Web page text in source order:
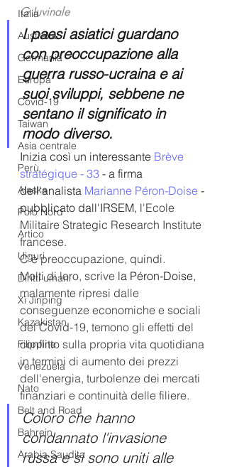
Italia
Australia
Germania
Europa
Covid-19
Taiwan
Asia centrale
Perù
Alaska
Polo Nord
Artico
Uiguri
Diritti umani
Xi Jinping
Kazakistan
Filippine
Venezuela
Nato
Belt and Road
Bahrein
Arabia Saudita
G Iuvinale
I paesi asiatici guardano
con preoccupazione alla
guerra russo-ucraina e ai
suoi sviluppi, sebbene ne
sentano il significato in
modo diverso.
Inizia così un interessante Brève
stratégique - 33 - a firma
dell'analista Marianne Péron-Doise -
pubblicato dall'IRSEM, l'Ecole
Militaire Strategic Research Institute
francese.
C'è preoccupazione, quindi.
Molti di loro, scrive la Péron-Doise,
malamente ripresi dalle
conseguenze economiche e sociali
del Covid-19, temono gli effetti del
conflitto sulla propria vita quotidiana
in termini di aumento dei prezzi
dell'energia, turbolenze dei mercati
finanziari e continuità delle filiere.
Coloro che hanno
condannato l'invasione
russa e si sono uniti alle